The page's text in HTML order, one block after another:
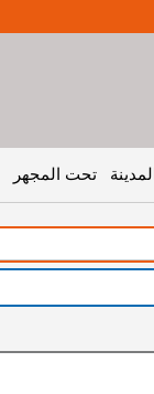
تحت المجهر